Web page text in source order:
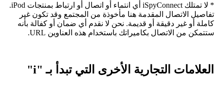
* لا تمتلك iSpyConnect أي انتماء أو اتصال أو ارتباط بمنتجات iPod.
تفاصيل الاتصال المقدمة هنا مأخوذة من المجتمع وقد تكون غير
كاملة أو غير دقيقة أو قديمة. نحن لا نقدم أي ضمان أو كفالة بأنه
ستتمكن من الاتصال بكاميراتك باستخدام هذه العناوين URL.
العلامات التجارية الأخرى التي تبدأ بـ "i"